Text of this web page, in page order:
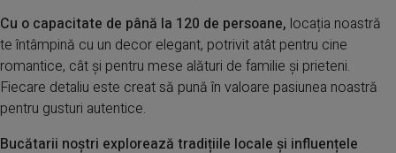
Cu o capacitate de până la 120 de persoane, locația noastră
te întâmpină cu un decor elegant, potrivit atât pentru cine
romantice, cât și pentru mese alături de familie și prieteni.
Fiecare detaliu este creat să pună în valoare pasiunea noastră
pentru gusturi autentice.
Bucătarii noștri explorează tradițiile locale și influențele